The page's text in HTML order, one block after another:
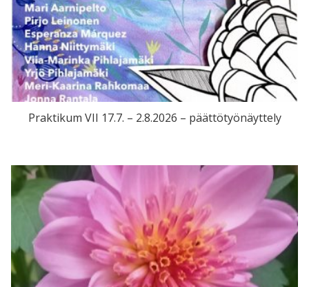
Praktikum VII 17.7. – 2.8.2026 – päättötyönäyttely